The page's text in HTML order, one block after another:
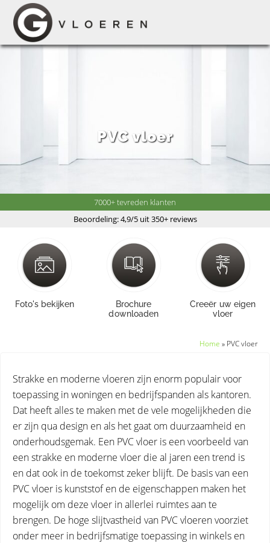
PVC vloer
Foto's bekijken
Brochure
downloaden
Creeër uw eigen
vloer
7000+ tevreden klanten
Beoordeling: 4,9/5 uit 350+ reviews
Home » PVC vloer
Strakke en moderne vloeren zijn enorm populair voor
toepassing in woningen en bedrijfspanden als kantoren.
Dat heeft alles te maken met de vele mogelijkheden die
er zijn qua design en als het gaat om duurzaamheid en
onderhoudsgemak. Een PVC vloer is een voorbeeld van
een strakke en moderne vloer die al jaren een trend is
en dat ook in de toekomst zeker blijft. De basis van een
PVC vloer is kunststof en de eigenschappen maken het
mogelijk om deze vloer in allerlei ruimtes aan te
brengen. De hoge slijtvastheid van PVC vloeren voorziet
onder meer in bedrijfsmatige toepassing in winkels en